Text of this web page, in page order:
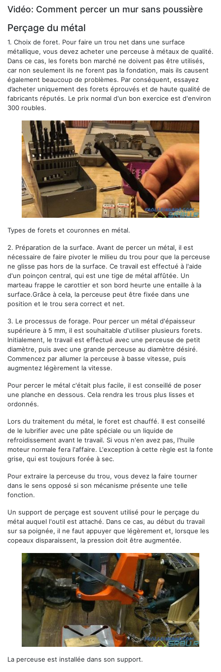
Vidéo: Comment percer un mur sans poussière
Perçage du métal
1. Choix de foret. Pour faire un trou net dans une surface
métallique, vous devez acheter une perceuse à métaux de qualité.
Dans ce cas, les forets bon marché ne doivent pas être utilisés,
car non seulement ils ne forent pas la fondation, mais ils causent
également beaucoup de problèmes. Par conséquent, essayez
d’acheter uniquement des forets éprouvés et de haute qualité de
fabricants réputés. Le prix normal d'un bon exercice est d'environ
300 roubles.
Types de forets et couronnes en métal.
2. Préparation de la surface. Avant de percer un métal, il est
nécessaire de faire pivoter le milieu du trou pour que la perceuse
ne glisse pas hors de la surface. Ce travail est effectué à l'aide
d'un poinçon central, qui est une tige de métal affûtée. Un
marteau frappe le carottier et son bord heurte une entaille à la
surface.Grâce à cela, la perceuse peut être fixée dans une
position et le trou sera correct et net.
3. Le processus de forage. Pour percer un métal d'épaisseur
supérieure à 5 mm, il est souhaitable d'utiliser plusieurs forets.
Initialement, le travail est effectué avec une perceuse de petit
diamètre, puis avec une grande perceuse au diamètre désiré.
Commencez par allumer la perceuse à basse vitesse, puis
augmentez légèrement la vitesse.
Pour percer le métal c'était plus facile, il est conseillé de poser
une planche en dessous. Cela rendra les trous plus lisses et
ordonnés.
Lors du traitement du métal, le foret est chauffé. Il est conseillé
de le lubrifier avec une pâte spéciale ou un liquide de
refroidissement avant le travail. Si vous n'en avez pas, l'huile
moteur normale fera l'affaire. L'exception à cette règle est la fonte
grise, qui est toujours forée à sec.
Pour extraire la perceuse du trou, vous devez la faire tourner
dans le sens opposé si son mécanisme présente une telle
fonction.
Un support de perçage est souvent utilisé pour le perçage du
métal auquel l'outil est attaché. Dans ce cas, au début du travail
sur sa poignée, il ne faut appuyer que légèrement et, lorsque les
copeaux disparaissent, la pression doit être augmentée.
La perceuse est installée dans son support.